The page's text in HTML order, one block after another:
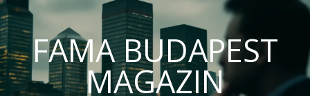
FAMA BUDAPEST
MAGAZIN